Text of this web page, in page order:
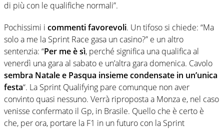
di più con le qualifiche normali”.
Pochissimi i commenti favorevoli. Un tifoso si chiede: “Ma
solo a me la Sprint Race gasa un casino?” e un altro
sentenzia: “Per me è sì, perché significa una qualifica al
venerdì una gara al sabato e un’altra gara domenica. Cavolo
sembra Natale e Pasqua insieme condensate in un’unica
festa“. La Sprint Qualifying pare comunque non aver
convinto quasi nessuno. Verrà riproposta a Monza e, nel caso
venisse confermato il Gp, in Brasile. Quello che è certo è
che, per ora, portare la F1 in un futuro con la Sprint